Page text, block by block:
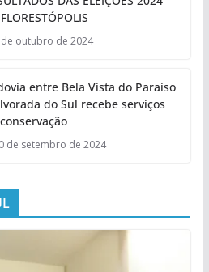
de outubro de 2024
entre Bela Vista do Paraíso
do Sul recebe serviços
de setembro de 2024